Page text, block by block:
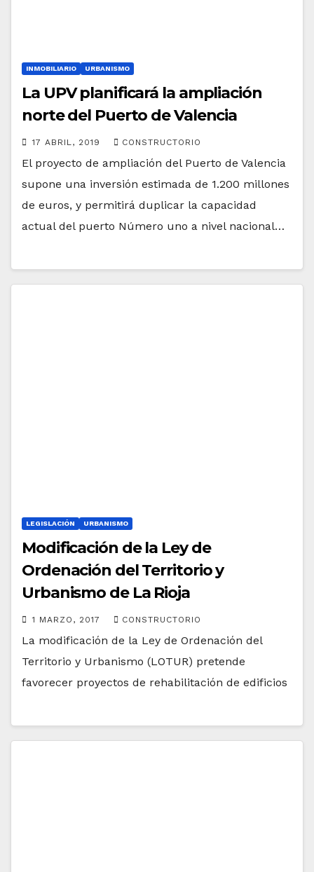
INMOBILIARIO URBANISMO
La UPV planificará la ampliación
norte del Puerto de Valencia
17 ABRIL, 2019 CONSTRUCTORIO
El proyecto de ampliación del Puerto de Valencia
supone una inversión estimada de 1.200 millones
de euros, y permitirá duplicar la capacidad
actual del puerto Número uno a nivel nacional…
LEGISLACIÓN URBANISMO
Modificación de la Ley de
Ordenación del Territorio y
Urbanismo de La Rioja
1 MARZO, 2017 CONSTRUCTORIO
La modificación de la Ley de Ordenación del
Territorio y Urbanismo (LOTUR) pretende
favorecer proyectos de rehabilitación de edificios